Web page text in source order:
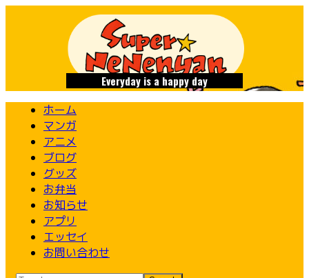
Everyday is a happy day
ホーム
マンガ
アニメ
ブログ
グッズ
お弁当
お知らせ
アプリ
エッセイ
お問い合わせ